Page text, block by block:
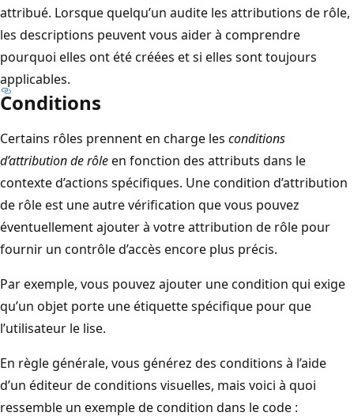
attribué. Lorsque quelqu’un audite les attributions de rôle,
les descriptions peuvent vous aider à comprendre
pourquoi elles ont été créées et si elles sont toujours
applicables.
Conditions
Certains rôles prennent en charge les conditions
d’attribution de rôleen fonction des attributs dans le
contexte d’actions spécifiques. Une condition d’attribution
de rôle est une autre vérification que vous pouvez
éventuellement ajouter à votre attribution de rôle pour
fournir un contrôle d’accès encore plus précis.
Par exemple, vous pouvez ajouter une condition qui exige
qu’un objet porte une étiquette spécifique pour que
l’utilisateur le lise.
En règle générale, vous générez des conditions à l’aide
d’un éditeur de conditions visuelles, mais voici à quoi
ressemble un exemple de condition dans le code :